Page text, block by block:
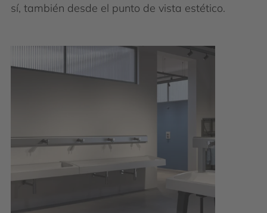
sí, también desde el punto de vista estético.